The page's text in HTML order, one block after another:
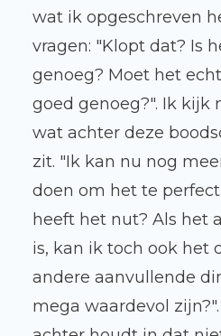
wat ik opgeschreven
vragen: "Klopt dat? Is
genoeg? Moet het
goed genoeg?". Ik kijk
wat achter deze
zit. "Ik kan nu nog
doen om het te
heeft het nut? Als het
is, kan ik toch ook het
andere aanvullende
mega waardevol